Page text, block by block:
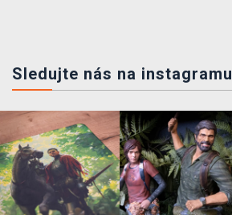
Sledujte nás na instagramu